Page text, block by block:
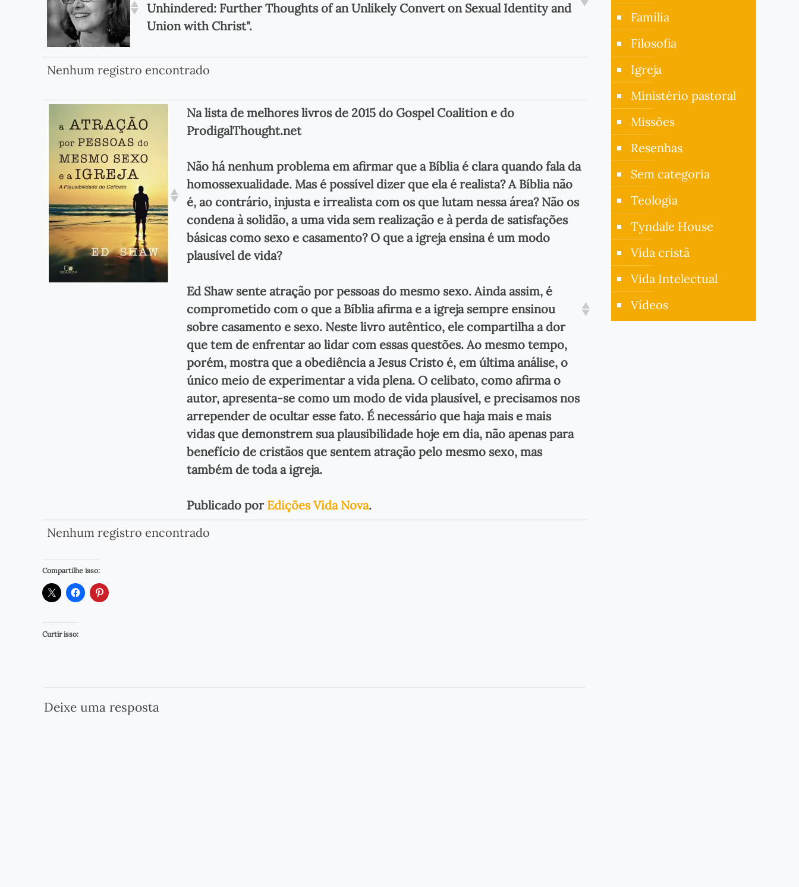
Unhindered: Further Thoughts of an Unlikely Convert on Sexual Identity and
Union with Christ".
Nenhum registro encontrado
Na lista de melhores livros de 2015 do Gospel Coalition e do
ProdigalThought.net
Não há nenhum problema em afirmar que a Bíblia é clara quando fala da
homossexualidade. Mas é possível dizer que ela é realista? A Bíblia não
é, ao contrário, injusta e irrealista com os que lutam nessa área? Não os
condena à solidão, a uma vida sem realização e à perda de satisfações
básicas como sexo e casamento? O que a igreja ensina é um modo
plausível de vida?
Ed Shaw sente atração por pessoas do mesmo sexo. Ainda assim, é
comprometido com o que a Bíblia afirma e a igreja sempre ensinou
sobre casamento e sexo. Neste livro autêntico, ele compartilha a dor
que tem de enfrentar ao lidar com essas questões. Ao mesmo tempo,
porém, mostra que a obediência a Jesus Cristo é, em última análise, o
único meio de experimentar a vida plena. O celibato, como afirma o
autor, apresenta-se como um modo de vida plausível, e precisamos nos
arrepender de ocultar esse fato. É necessário que haja mais e mais
vidas que demonstrem sua plausibilidade hoje em dia, não apenas para
benefício de cristãos que sentem atração pelo mesmo sexo, mas
também de toda a igreja.
Publicado por Edições Vida Nova.
Nenhum registro encontrado
Compartilhe isso:
Curtir isso:
Deixe uma resposta
Família
Filosofia
Igreja
Ministério pastoral
Missões
Resenhas
Sem categoria
Teologia
Tyndale House
Vida cristã
Vida Intelectual
Vídeos